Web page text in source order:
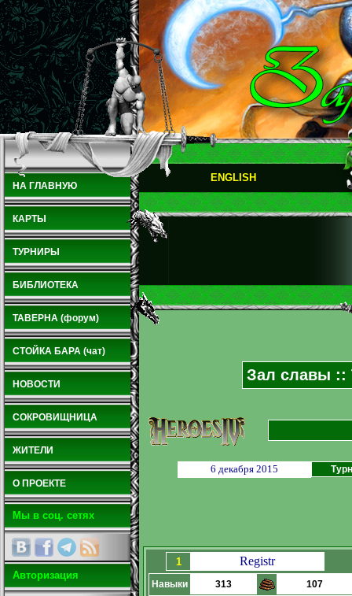
НА ГЛАВНУЮ
КАРТЫ
ТУРНИРЫ
БИБЛИОТЕКА
ТАВЕРНА (форум)
СТОЙКА БАРА (чат)
НОВОСТИ
СОКРОВИЩНИЦА
ЖИТЕЛИ
О ПРОЕКТЕ
Мы в соц. сетях
Авторизация
ENGLISH
Зал славы ::
6 декабря 2015
1 Registr
Навыки 313 107